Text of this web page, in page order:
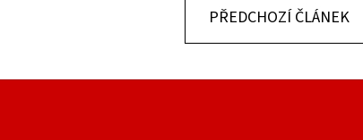
PŘEDCHOZÍ ČLÁNEK